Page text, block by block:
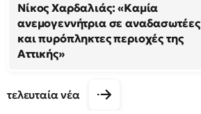
Νίκος Χαρδαλιάς: «Καμία
ανεμογεννήτρια σε αναδασωτέες
και πυρόπληκτες περιοχές της
Αττικής»
τελευταία νέα